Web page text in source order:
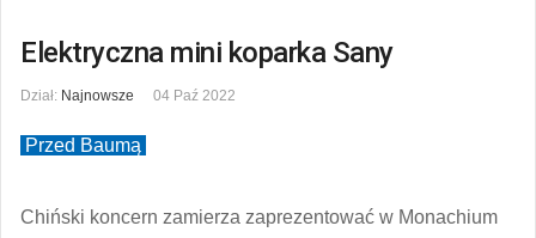
Elektryczna mini koparka Sany
Dział: Najnowsze 04 Paź 2022
Przed Baumą
Chiński koncern zamierza zaprezentować w Monachium